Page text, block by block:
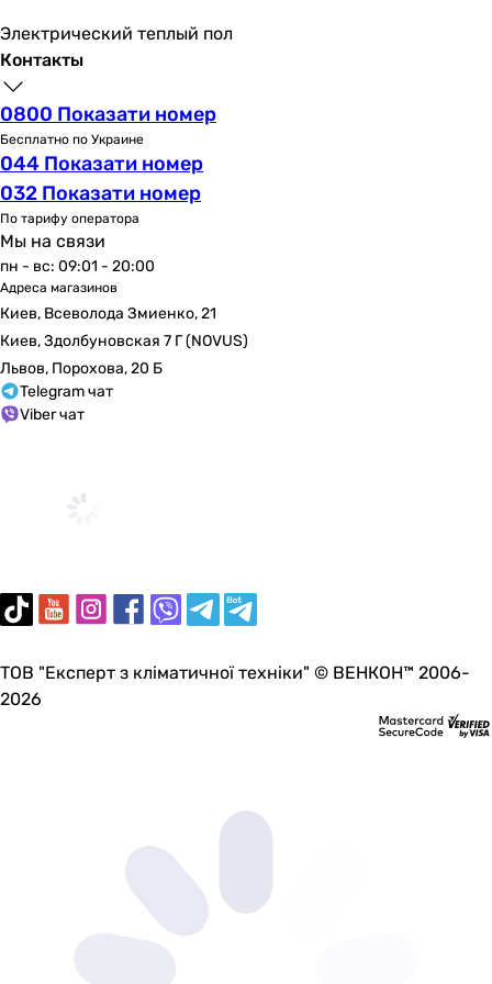
382 м³/час
102 м³/час
240 м³/час
Максимальное давление
334 Па
116, 150 Па
59 Па
191 Па
30 Па
390 Па
39 Па
857 Па
335 Па
двигатель на подшипниках
регулировка оборотов (опция), двигатель на
двигатель на подшипниках, в шумоизолированном
таймер отключения
двигатель на подшипниках
Электрический теплый пол
Контакты
0800 Показати номер
Бесплатно по Украине
044 Показати номер
032 Показати номер
По тарифу оператора
Мы на связи
пн - вс: 09:01 - 20:00
Адреса магазинов
Киев, Всеволода Змиенко, 21
Киев, Здолбуновская 7 Г (NOVUS)
Львов, Порохова, 20 Б
Telegram чат
Viber чат
ТОВ "Експерт з кліматичної техніки" © ВЕНКОН™ 2006-
2026